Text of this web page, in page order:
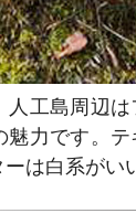
人工島周辺
魅力です。
は白系がい